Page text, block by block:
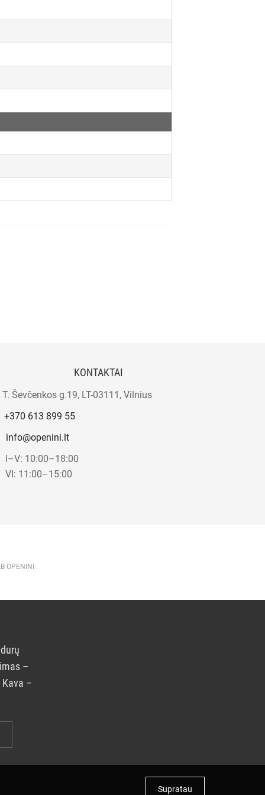
KONTAKTAI
T. Ševčenkos g.19, LT-03111, Vilnius
+370 613 899 55
info@openini.lt
I–V: 10:00–18:00
VI: 11:00–15:00
OPENINI
–
–
Supratau